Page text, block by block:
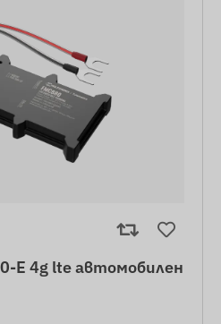
E 4g lte автомобилен